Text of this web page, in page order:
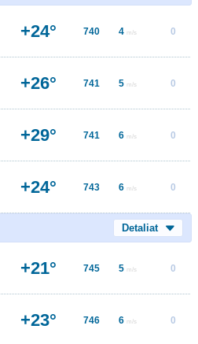
+24° 740 4 m/s 0
+26° 741 5 m/s 0
+29° 741 6 m/s 0
+24° 743 6 m/s 0
Detaliat
+21° 745 5 m/s 0
+23° 746 6 m/s 0